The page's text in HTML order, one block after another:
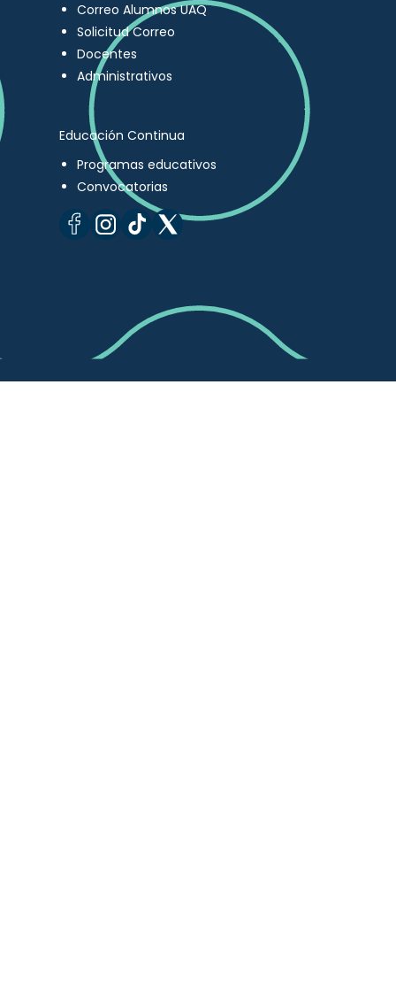
Correo Alumnos UAQ
Solicitud Correo
Docentes
Administrativos
Educación Continua
Programas educativos
Convocatorias